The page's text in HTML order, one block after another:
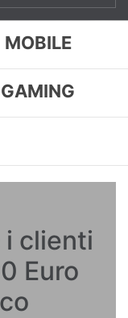
MOBILE
GAMING
i clienti
Euro